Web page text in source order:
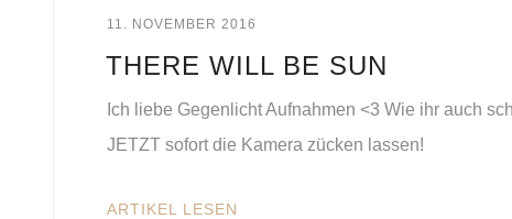
11. NOVEMBER 2016
THERE WILL BE SUN
Ich liebe Gegenlicht Aufnahmen <3 Wie ihr auch
JETZT sofort die Kamera zücken lassen!
ARTIKEL LESEN